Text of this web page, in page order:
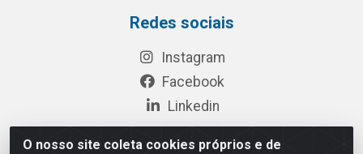
O nosso site coleta cookies próprios e de
Redes sociais
Instagram
Facebook
Linkedin